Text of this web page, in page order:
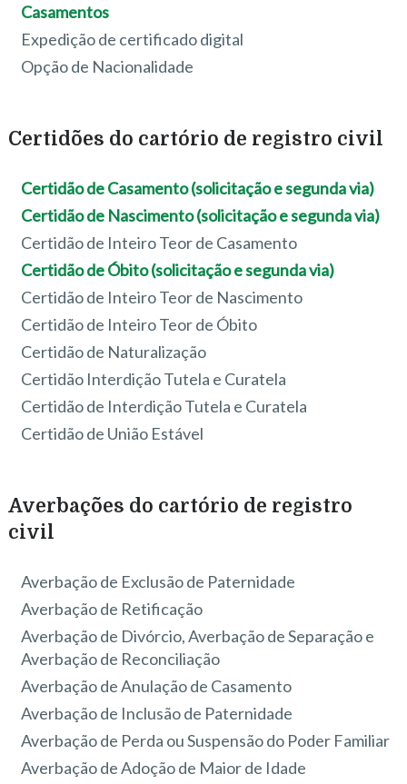
Casamentos
Expedição de certificado digital
Opção de Nacionalidade
Certidões do cartório de registro civil
Certidão de Casamento (solicitação e segunda via)
Certidão de Nascimento (solicitação e segunda via)
Certidão de Inteiro Teor de Casamento
Certidão de Óbito (solicitação e segunda via)
Certidão de Inteiro Teor de Nascimento
Certidão de Inteiro Teor de Óbito
Certidão de Naturalização
Certidão Interdição Tutela e Curatela
Certidão de Interdição Tutela e Curatela
Certidão de União Estável
Averbações do cartório de registro
civil
Averbação de Exclusão de Paternidade
Averbação de Retificação
Averbação de Divórcio, Averbação de Separação e
Averbação de Reconciliação
Averbação de Anulação de Casamento
Averbação de Inclusão de Paternidade
Averbação de Perda ou Suspensão do Poder Familiar
Averbação de Adoção de Maior de Idade